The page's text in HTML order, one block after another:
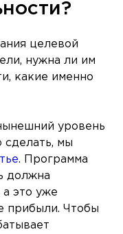
целевой
нужна ли им
какие именно
уровень
сделать, мы
. Программа
должна
а это уже
прибыли. Чтобы